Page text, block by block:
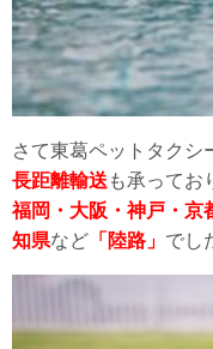
さて東葛ペットタクシ
長距離輸送 も承ってお
福岡・大阪・神戸・京
知県など 「陸路」 でし